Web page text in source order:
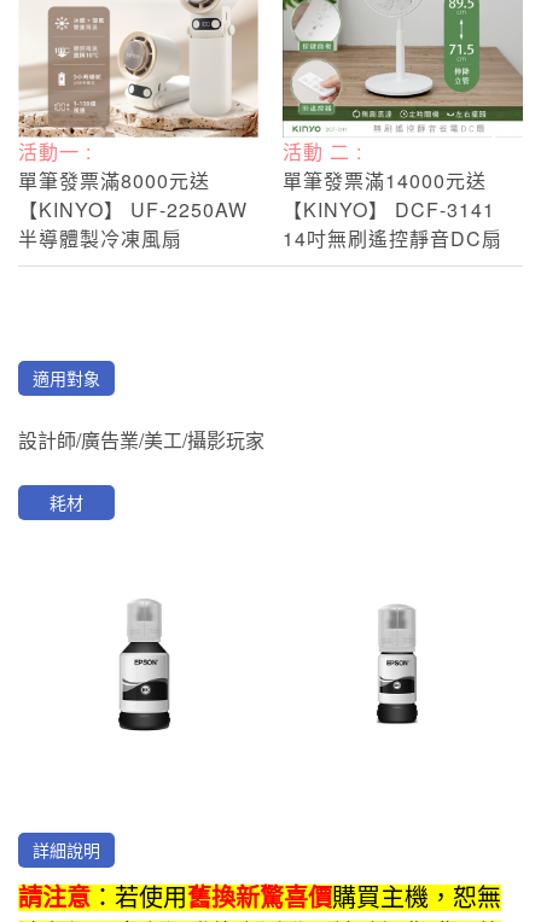
活動一 :
單筆發票滿8000元送
【KINYO】 UF-2250AW
半導體製冷凍風扇
活動 二 :
單筆發票滿14000元送
【KINYO】 DCF-3141
14吋無刷遙控靜音DC扇
適用對象
設計師/廣告業/美工/攝影玩家
耗材
詳細說明
請注意 ：若使用舊換新驚喜價購買主機，恕無